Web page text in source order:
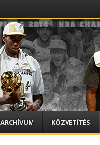
ARCHÍVUM KÖZVETÍTÉS